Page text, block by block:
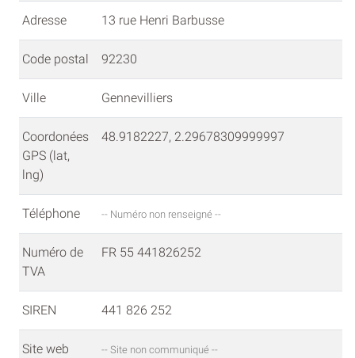
Adresse 13 rue Henri Barbusse
Code postal 92230
Ville Gennevilliers
Coordonées
GPS (lat,
lng)
48.9182227, 2.29678309999997
Téléphone -- Numéro non renseigné --
Numéro de
TVA
FR 55 441826252
SIREN 441 826 252
Site web -- Site non communiqué --